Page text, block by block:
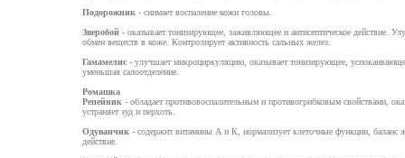
Подорожник - снимает воспаление кожи головы.
Зверобой - оказывает тонизирующее, заживляющее и антисептическое действие.
обмен веществ в коже. Контролирует активность сальных желез.
Гамамелис - улучшает микроциркуляцию, оказывает тонизирующее,
уменьшая салоотделение.
Ромашка
Репейник - обладает противовоспалительным и противогрибковым свойствами,
устраняет зуд и перхоть.
Одуванчик - содержит витамины А и К, нормализует клеточные функции, баланс
действие.